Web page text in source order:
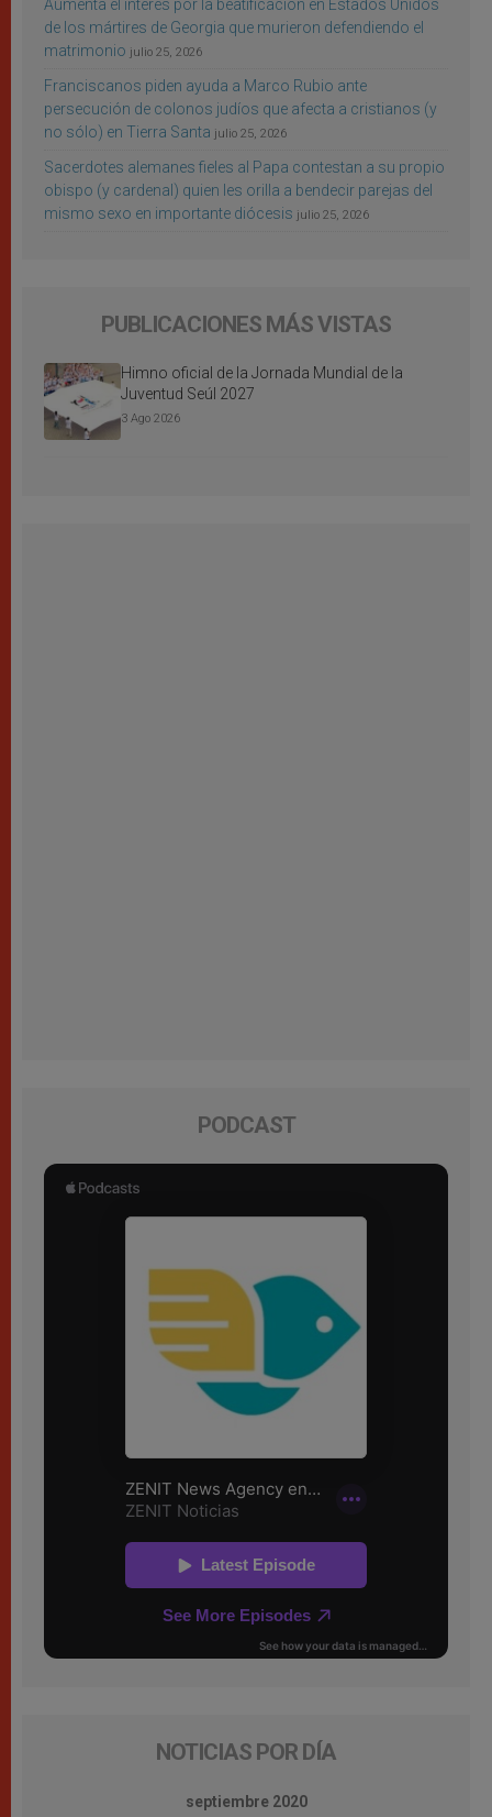
Aumenta el interés por la beatificación en Estados Unidos
de los mártires de Georgia que murieron defendiendo el
matrimonio julio 25, 2026
Franciscanos piden ayuda a Marco Rubio ante
persecución de colonos judíos que afecta a cristianos (y
no sólo) en Tierra Santa julio 25, 2026
Sacerdotes alemanes fieles al Papa contestan a su propio
obispo (y cardenal) quien les orilla a bendecir parejas del
mismo sexo en importante diócesis julio 25, 2026
PUBLICACIONES MÁS VISTAS
Himno oficial de la Jornada Mundial de la
Juventud Seúl 2027
3 Ago 2026
PODCAST
NOTICIAS POR DÍA
septiembre 2020